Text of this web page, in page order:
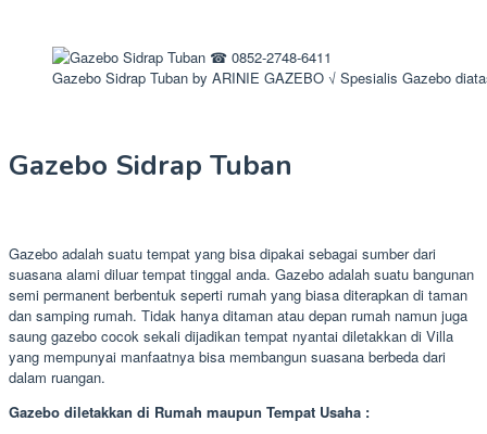
Gazebo Sidrap Tuban by ARINIE GAZEBO √ Spesialis Gazebo
Gazebo Sidrap Tuban
Gazebo adalah suatu tempat yang bisa dipakai sebagai sumber dari
suasana alami diluar tempat tinggal anda. Gazebo adalah suatu bangunan
semi permanent berbentuk seperti rumah yang biasa diterapkan di taman
dan samping rumah. Tidak hanya ditaman atau depan rumah namun juga
saung gazebo cocok sekali dijadikan tempat nyantai diletakkan di Villa
yang mempunyai manfaatnya bisa membangun suasana berbeda dari
dalam ruangan.
Gazebo diletakkan di Rumah maupun Tempat Usaha :